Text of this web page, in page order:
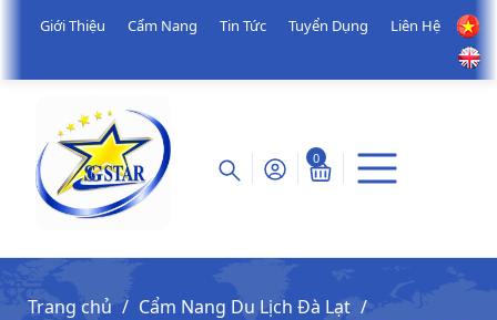
Giới Thiệu Cẩm Nang Tin Tức Tuyển Dụng Liên Hệ
0
Trang chủ
Cẩm Nang Du Lịch Đà Lạt